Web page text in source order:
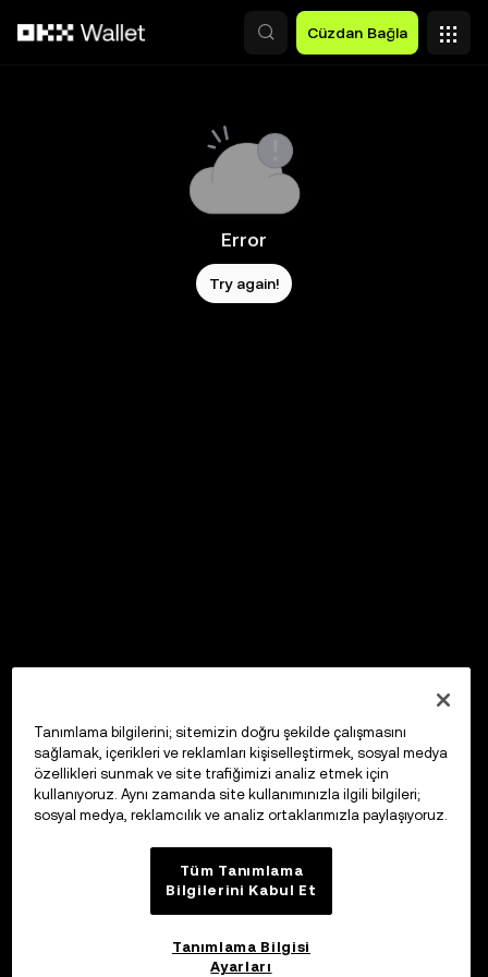
Cüzdan Bağla
Error
Try again!
Tanımlama bilgilerini; sitemizin doğru şekilde çalışmasını
sağlamak, içerikleri ve reklamları kişiselleştirmek, sosyal medya
özellikleri sunmak ve site trafiğimizi analiz etmek için
kullanıyoruz. Aynı zamanda site kullanımınızla ilgili bilgileri;
sosyal medya, reklamcılık ve analiz ortaklarımızla paylaşıyoruz.
Tüm Tanımlama
Bilgilerini Kabul Et
Tanımlama Bilgisi
Ayarları